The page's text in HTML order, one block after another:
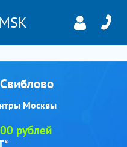
Москвы
рублей